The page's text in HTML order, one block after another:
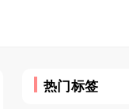
热门标签